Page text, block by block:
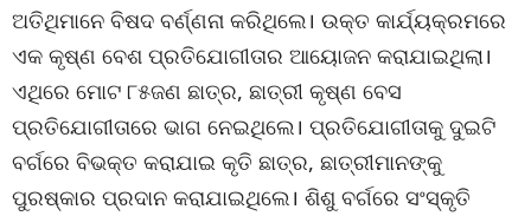
ଅତିଥିମାନେ ବିଷଦ ବର୍ଣ୍ଣନା କରିଥିଲେ। ଉକ୍ତ କାର୍ଯ୍ୟକ୍ରମରେ
ଏକ କୃଷ୍ଣ ବେଶ ପ୍ରତିଯୋଗୀତାର ଆୟୋଜନ କରାଯାଇଥିଲା।
ଏଥିରେ ମୋଟ ୮୫ଜଣ ଛାତ୍ର, ଛାତ୍ରୀ କୃଷ୍ଣ ବେସ
ପ୍ରତିଯୋଗୀତାରେ ଭାଗ ନେଇଥିଲେ। ପ୍ରତିଯୋଗୀତାକୁ ଦୁଇଟି
ବର୍ଗରେ ବିଭକ୍ତ କରାଯାଇ କୃତି ଛାତ୍ର, ଛାତ୍ରୀମାନଙ୍କୁ
ପୁରଷ୍କାର ପ୍ରଦାନ କରାଯାଇଥିଲେ। ଶିଶୁ ବର୍ଗରେ ସଂସ୍କୃତି